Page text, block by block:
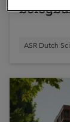
ASR Dutch